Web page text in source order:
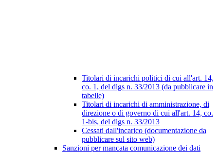
Titolari di incarichi politici di cui all'art. 14,
co. 1, del dlgs n. 33/2013 (da pubblicare in
tabelle)
Titolari di incarichi di amministrazione, di
direzione o di governo di cui all'art. 14, co.
1-bis, del dlgs n. 33/2013
Cessati dall'incarico (documentazione da
pubblicare sul sito web)
Sanzioni per mancata comunicazione dei dati